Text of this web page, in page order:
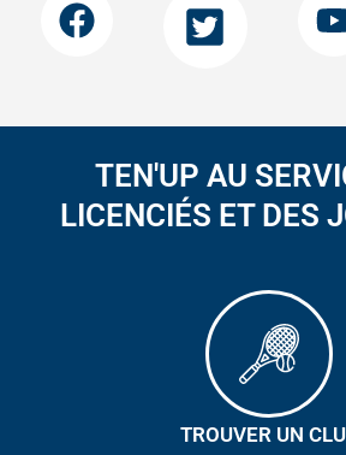
TEN'UP AU
LICENCIÉS ET DES
TROUVER UN